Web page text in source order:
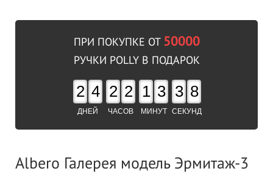
ПРИ ПОКУПКЕ ОТ 50000
РУЧКИ POLLY В ПОДАРОК
2 4
ДНЕЙ
2 2
ЧАСОВ
1 3
МИНУТ
3 8
СЕКУНД
Albero Галерея модель Эрмитаж-3